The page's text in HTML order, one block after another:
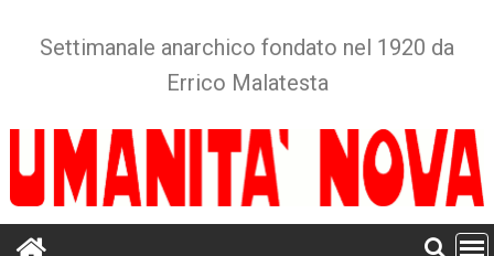
Settimanale anarchico fondato nel 1920 da
Errico Malatesta